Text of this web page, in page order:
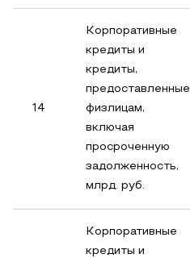
14
Корпоративные
кредиты и
кредиты,
предоставленные
физлицам,
включая
просроченную
задолженность,
млрд. руб.
Корпоративные
кредиты и